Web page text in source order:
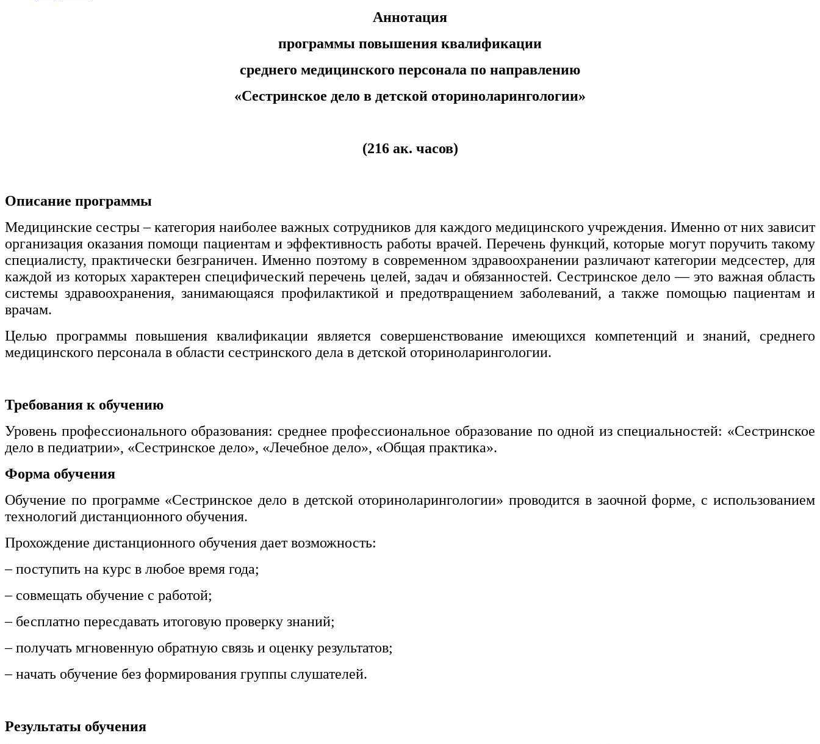
Техника и технологии строительства
Ядерная энергетика и технологии
Культура и спорт
Физкультура и спорт
Изобразительное и прикладные виды
Средства массовой информации и
Управление в технических системах
аккредитации
Основные Услуги
Дополнительные Услуги
Аннотация
программы повышения квалификации
среднего медицинского персонала по направлению
«Сестринское дело в детской оториноларингологии»
(216 ак. часов)
Описание программы
Медицинские сестры – категория наиболее важных сотрудников для каждого медицинского учреждения. Именно от них зависит
организация оказания помощи пациентам и эффективность работы врачей. Перечень функций, которые могут поручить такому
специалисту, практически безграничен. Именно поэтому в современном здравоохранении различают категории медсестер, для
каждой из которых характерен специфический перечень целей, задач и обязанностей. Сестринское дело — это важная область
системы здравоохранения, занимающаяся профилактикой и предотвращением заболеваний, а также помощью пациентам и
врачам.
Целью программы повышения квалификации является совершенствование имеющихся компетенций и знаний, среднего
медицинского персонала в области сестринского дела в детской оториноларингологии.
Требования к обучению
Уровень профессионального образования: среднее профессиональное образование по одной из специальностей: «Сестринское
дело в педиатрии», «Сестринское дело», «Лечебное дело», «Общая практика».
Форма обучения
Обучение по программе «Сестринское дело в детской оториноларингологии» проводится в заочной форме, с использованием
технологий дистанционного обучения.
Прохождение дистанционного обучения дает возможность:
– поступить на курс в любое время года;
– совмещать обучение с работой;
– бесплатно пересдавать итоговую проверку знаний;
– получать мгновенную обратную связь и оценку результатов;
– начать обучение без формирования группы слушателей.
Результаты обучения